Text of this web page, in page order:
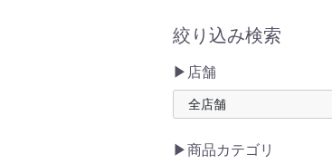
絞り込み検索
▶店舗
▶商品カテゴリ